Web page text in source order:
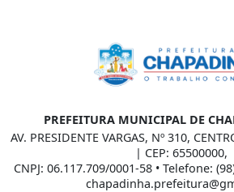
PREFEITURA MUNICIPAL DE
AV. PRESIDENTE VARGAS, Nº 310,
| CEP: 65500000,
CNPJ: 06.117.709/0001-58 • Telefone: